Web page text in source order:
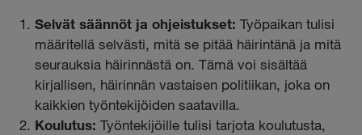
Selvät säännöt ja ohjeistukset: Työpaikan tulisi
määritellä selvästi, mitä se pitää häirintänä ja mitä
seurauksia häirinnästä on. Tämä voi sisältää
kirjallisen, häirinnän vastaisen politiikan, joka on
kaikkien työntekijöiden saatavilla.
Koulutus: Työntekijöille tulisi tarjota koulutusta,